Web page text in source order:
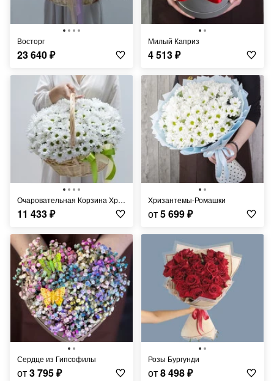
Восторг
23 640₽
Милый Каприз
4 513₽
Очаровательная Корзина Хризантем
11 433₽
Хризантемы-Ромашки
от5 699₽
Сердце из Гипсофилы
от3 795₽
Розы Бургунди
от8 498₽